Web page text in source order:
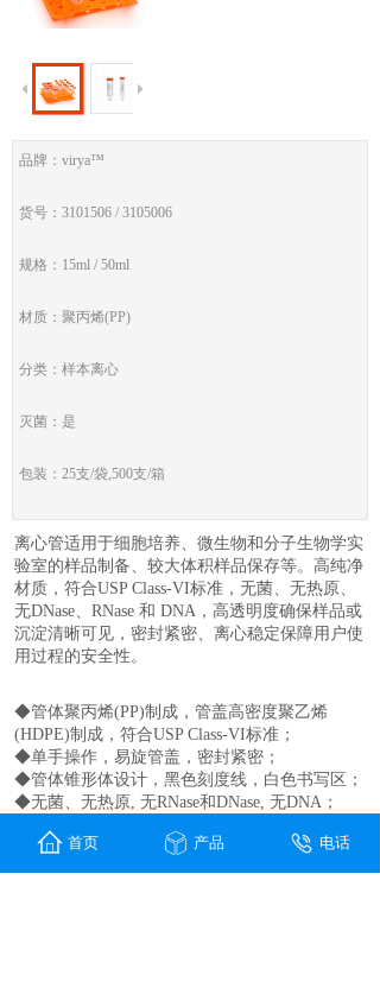
品牌：virya™
货号：3101506 / 3105006
规格：15ml / 50ml
材质：聚丙烯(PP)
分类：样本离心
灭菌：是
包装：25支/袋,500支/箱
离心管适用于细胞培养、微生物和分子生物学实
验室的样品制备、较大体积样品保存等。高纯净
材质，符合USP Class-VI标准，无菌、无热原、
无DNase、RNase 和 DNA，高透明度确保样品或
沉淀清晰可见，密封紧密、离心稳定保障用户使
用过程的安全性。
◆管体聚丙烯(PP)制成，管盖高密度聚乙烯
(HDPE)制成，符合USP Class-VI标准；
◆单手操作，易旋管盖，密封紧密；
◆管体锥形体设计，黑色刻度线，白色书写区；
◆无菌、无热原, 无RNase和DNase, 无DNA；
◆耐受离心力：9000×g；
◆灭菌
首页 产品 电话